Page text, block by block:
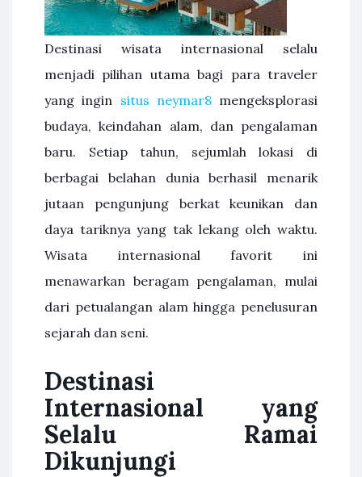
Destinasi wisata internasional selalu
menjadi pilihan utama bagi para traveler
yang ingin situs neymar8mengeksplorasi
budaya, keindahan alam, dan pengalaman
baru. Setiap tahun, sejumlah lokasi di
berbagai belahan dunia berhasil menarik
jutaan pengunjung berkat keunikan dan
daya tariknya yang tak lekang oleh waktu.
Wisata internasional favorit ini
menawarkan beragam pengalaman, mulai
dari petualangan alam hingga penelusuran
sejarah dan seni.
Destinasi
Internasional yang
Selalu Ramai
Dikunjungi